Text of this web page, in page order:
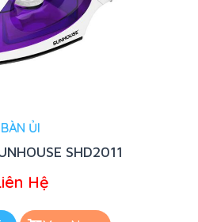
BÀN ỦI
SHD2011
Hệ